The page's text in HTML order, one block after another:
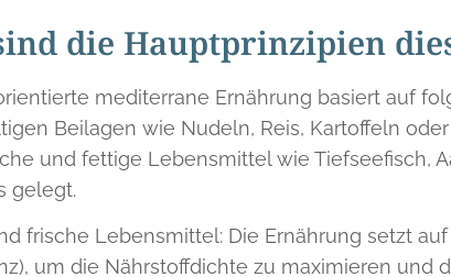
die Hauptprinzipien
mediterrane Ernährung basiert auf
Beilagen wie Nudeln, Reis, Kartoffeln
und fettige Lebensmittel wie Tiefseefisch,
gelegt.
frische Lebensmittel: Die Ernährung setzt
um die Nährstoffdichte zu maximieren und